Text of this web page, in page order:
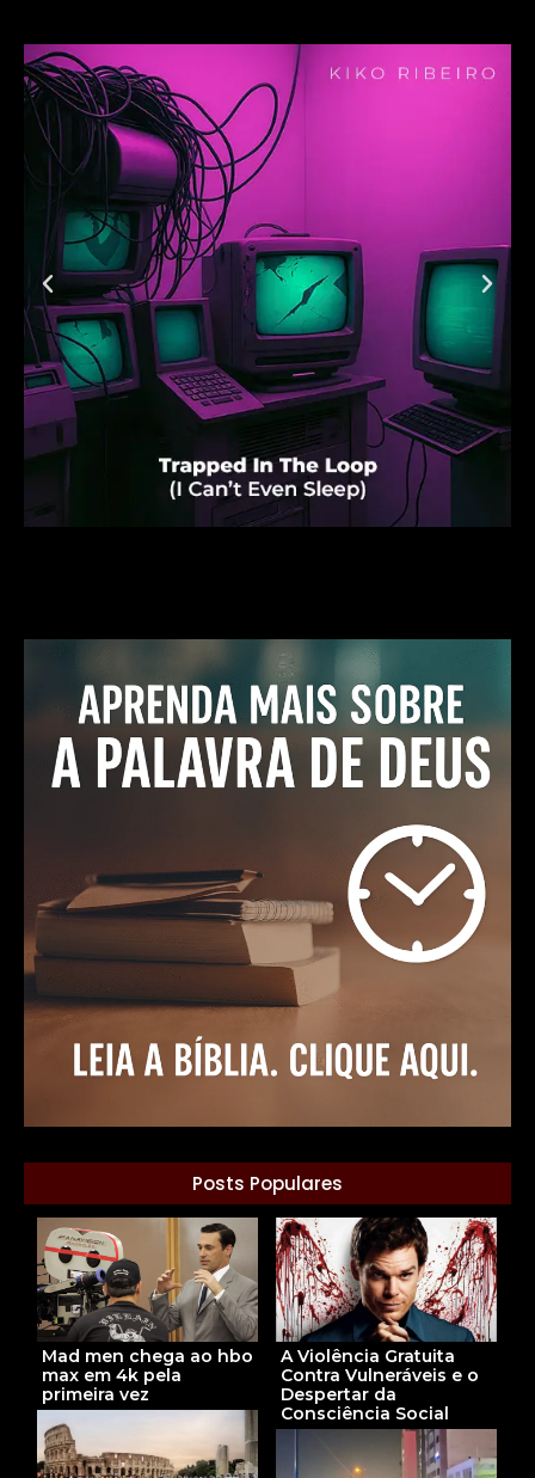
Posts Populares
Mad men chega ao hbo
max em 4k pela
primeira vez
A Violência Gratuita
Contra Vulneráveis e o
Despertar da
Consciência Social